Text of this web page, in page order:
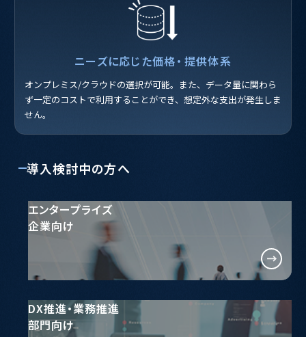
ニーズに応じた価格・ 提供体系
オンプレミス/クラウドの選択が可能。また、データ量に関わら
ず一定のコストで利用することができ、想定外な支出が発生しま
せん。
導入検討中の方へ
エンタープライズ
企業向け
DX推進・業務推進
部門向け